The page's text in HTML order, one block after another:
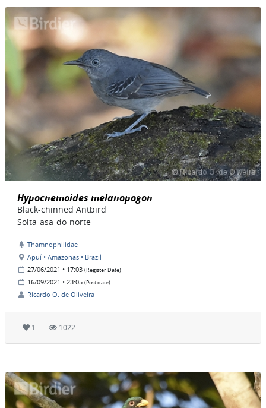
Hypocnemoides melanopogon
Black-chinned Antbird
Solta-asa-do-norte
Thamnophilidae
Apuí • Amazonas • Brazil
27/06/2021 • 17:03 (Register Date)
16/09/2021 • 23:05 (Post date)
Ricardo O. de Oliveira
1 1022